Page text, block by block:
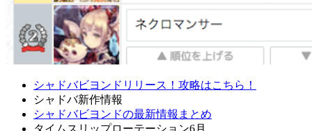
シャドバビヨンドリリース！攻略はこちら！
シャドバ新作情報
シャドバビヨンドの最新情報まとめ
タイムスリップローテーション6月